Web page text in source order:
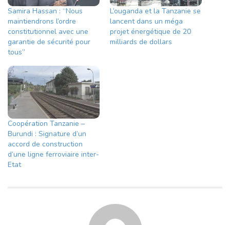
Samira Hassan : “Nous
maintiendrons l’ordre
constitutionnel avec une
garantie de sécurité pour
tous”
L’ouganda et la Tanzanie se
lancent dans un méga
projet énergétique de 20
milliards de dollars
Coopération Tanzanie –
Burundi : Signature d’un
accord de construction
d’une ligne ferroviaire inter-
Etat